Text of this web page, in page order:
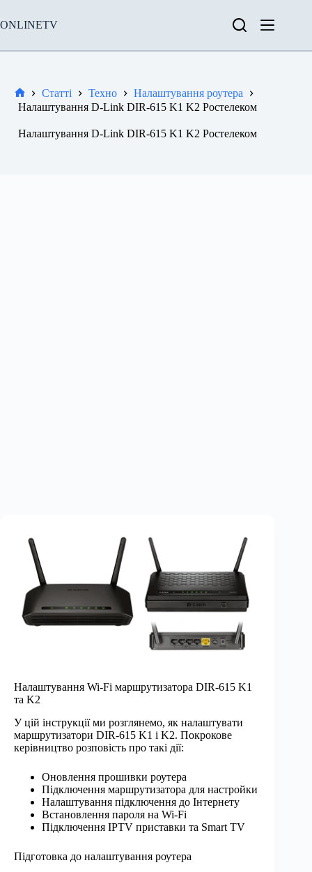
вмісту
ONLINETV
Новини
Статті Техно
Налаштування роутера
Налаштування D-Link DIR-615 K1 K2 Ростелеком
Налаштування D-Link DIR-615 K1 K2 Ростелеком
Налаштування Wi-Fi маршрутизатора DIR-615 K1
та K2
У цій інструкції ми розглянемо, як налаштувати
маршрутизатори DIR-615 K1 і K2. Покрокове
керівництво розповість про такі дії:
Оновлення прошивки роутера
Підключення маршрутизатора для настройки
Налаштування підключення до Інтернету
Встановлення пароля на Wi-Fi
Підключення IPTV приставки та Smart TV
Підготовка до налаштування роутера